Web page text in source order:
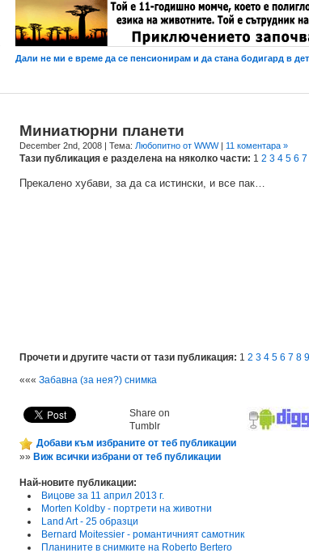
Дали не ми е време да се пенсионирам и да стана бодигард в
Миниатюрни планети
December 2nd, 2008 | Тема: Любопитно от WWW| 11 коментара »
Тази публикация е разделена на няколко части: 1 2 3 4 5 6 7
Прекалено хубави, за да са истински, и все пак…
Прочети и другите части от тази публикация: 1 2 3 4 5 6 7 8 9
««« Забавна (за нея?) снимка
Share on
Tumblr
Добави към избраните от теб публикации
»» Виж всички избрани от теб публикации
Най-новите публикации:
Вицове за 11 април 2013 г.
Morten Koldby - портрети на животни
Land Art - 25 образци
Bernard Moitessier - романтичният самотник
Планините в снимките на Roberto Bertero